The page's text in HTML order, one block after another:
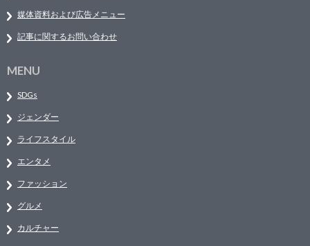
媒体資料および広告メニュー
記事に関するお問い合わせ
MENU
SDGs
ジェンダー
ライフスタイル
エンタメ
ファッション
グルメ
カルチャー